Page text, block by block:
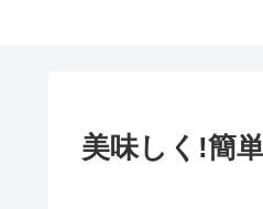
美味しく!簡